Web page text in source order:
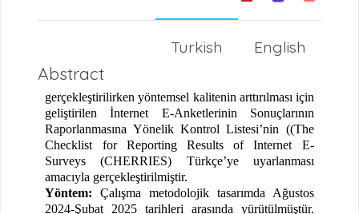
English
Turkish
Abstract
gerçekleştirilirken yöntemsel kalitenin arttırılması için
geliştirilen İnternet E-Anketlerinin Sonuçlarının
Raporlanmasına Yönelik Kontrol Listesi’nin ((The
Checklist for Reporting Results of Internet E-
Surveys (CHERRIES) Türkçe’ye uyarlanması
amacıyla gerçekleştirilmiştir.
Yöntem:
Çalışma metodolojik tasarımda Ağustos
2024-Şubat 2025 tarihleri arasında yürütülmüştür.